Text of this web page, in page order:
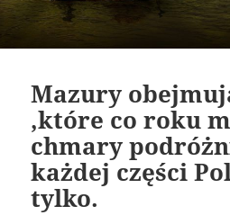
Mazury
,które co roku
chmary
każdej części
tylko.